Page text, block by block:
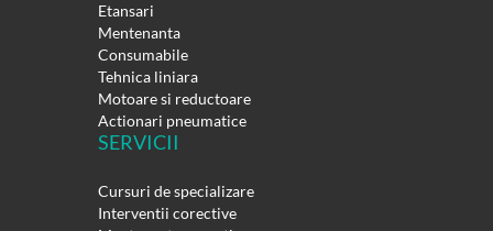
Etansari
Mentenanta
Consumabile
Tehnica liniara
Motoare si reductoare
Actionari pneumatice
SERVICII
Cursuri de specializare
Interventii corective